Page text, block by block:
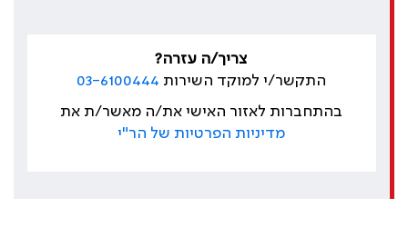
צריך/ה עזרה?
התקשר/י למוקד השירות 03-6100444
בהתחברות לאזור האישי את/ה מאשר/ת את
מדיניות הפרטיות של הר"י